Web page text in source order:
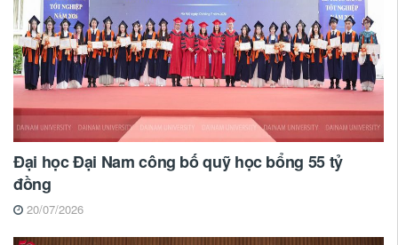
Đại học Đại Nam công bố quỹ học bổng 55 tỷ
đồng
20/07/2026